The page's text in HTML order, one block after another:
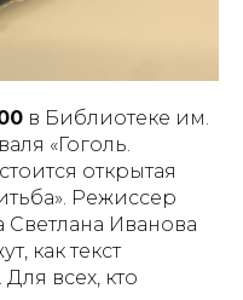
в Библиотеке им.
«Гоголь.
открытая
Режиссер
Иванова
как текст
всех, кто